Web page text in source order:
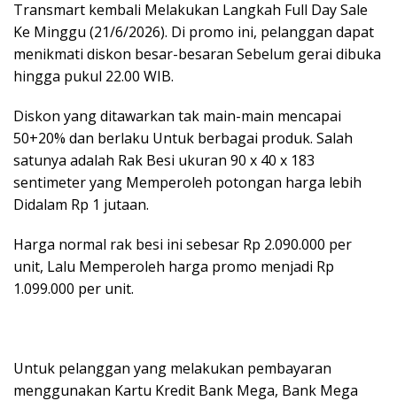
Transmart kembali Melakukan Langkah Full Day Sale
Ke Minggu (21/6/2026). Di promo ini, pelanggan dapat
menikmati diskon besar-besaran Sebelum gerai dibuka
hingga pukul 22.00 WIB.
Diskon yang ditawarkan tak main-main mencapai
50+20% dan berlaku Untuk berbagai produk. Salah
satunya adalah Rak Besi ukuran 90 x 40 x 183
sentimeter yang Memperoleh potongan harga lebih
Didalam Rp 1 jutaan.
Harga normal rak besi ini sebesar Rp 2.090.000 per
unit, Lalu Memperoleh harga promo menjadi Rp
1.099.000 per unit.
Untuk pelanggan yang melakukan pembayaran
menggunakan Kartu Kredit Bank Mega, Bank Mega